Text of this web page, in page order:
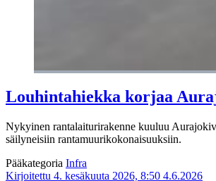
Louhintahiekka korjaa
Nykyinen rantalaiturirakenne kuuluu
säilyneisiin rantamuurikokonaisuuksiin.
Pääkategoria Infra
Kirjoitettu 4. kesäkuuta 2026, 8:50 4.6.2026